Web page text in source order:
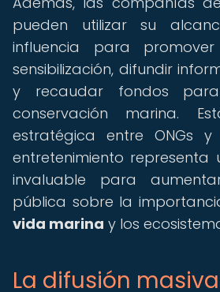
pueden utilizar su
influencia para
sensibilización, difundir
y recaudar fondos
conservación marina.
estratégica entre ONGs
entretenimiento representa
invaluable para
pública sobre la
vida marina y los
La difusión